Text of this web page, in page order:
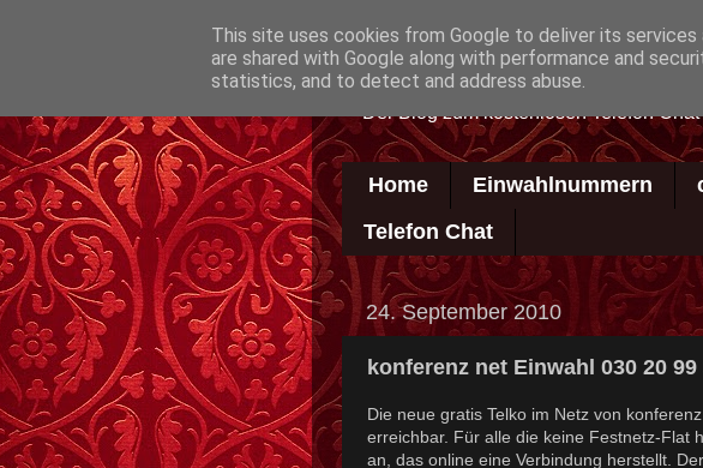
Der Blog zum kostenlosen Telefon
Home Einwahlnummern
Telefon Chat
24. September 2010
konferenz net Einwahl 030 20 99
Die neue gratis Telko im Netz von
erreichbar. Für alle die keine Festnetz-Flat
an, das online eine Verbindung herstellt.
This site uses cookies from Google to deliver its
are shared with Google along with performance and
statistics, and to detect and address abuse.